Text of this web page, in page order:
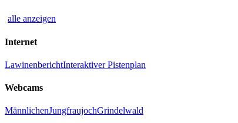
alle anzeigen
Internet
LawinenberichtInteraktiver Pistenplan
Webcams
MännlichenJungfraujochGrindelwald